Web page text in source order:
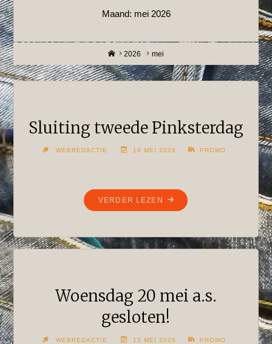
Maand: mei 2026
Home
2026 mei
Sluiting tweede Pinksterdag
WEBREDACTIE 19 MEI 2026 PROMO
VERDER LEZEN
"SLUITING
TWEEDE
Woensdag 20 mei a.s.
gesloten!
WEBREDACTIE 15 MEI 2026 PROMO